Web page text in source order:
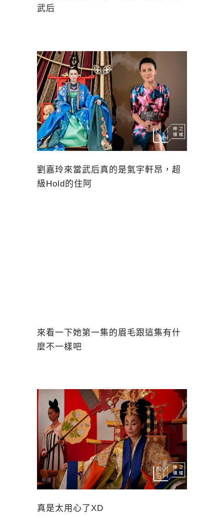
武后
劉嘉玲來當武后真的是氣宇軒昂，超
級Hold的住阿
來看一下她第一集的眉毛跟這集有什
麼不一樣吧
真是太用心了XD